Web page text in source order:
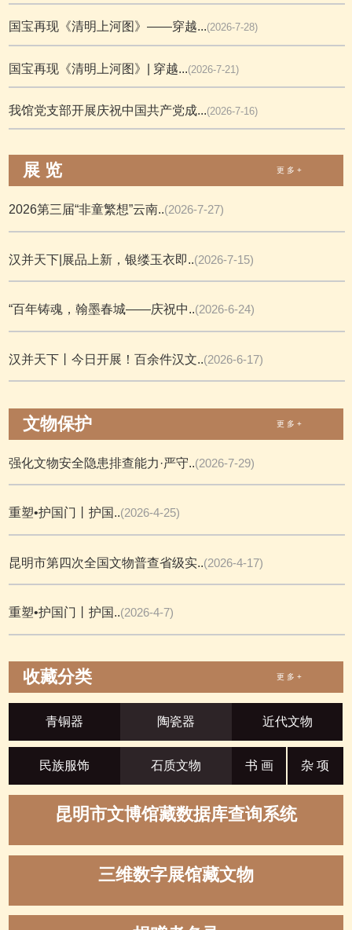
国宝再现《清明上河图》——穿越...(2026-7-28)
国宝再现《清明上河图》| 穿越...(2026-7-21)
我馆党支部开展庆祝中国共产党成...(2026-7-16)
展 览 更 多 +
2026第三届“非童繁想”云南..(2026-7-27)
汉并天下|展品上新，银缕玉衣即..(2026-7-15)
“百年铸魂，翰墨春城——庆祝中..(2026-6-24)
汉并天下丨今日开展！百余件汉文..(2026-6-17)
文物保护 更 多 +
强化文物安全隐患排查能力·严守..(2026-7-29)
重塑•护国门丨护国..(2026-4-25)
昆明市第四次全国文物普查省级实..(2026-4-17)
重塑•护国门丨护国..(2026-4-7)
收藏分类 更 多 +
青铜器 陶瓷器 近代文物
民族服饰 石质文物 书 画 杂 项
昆明市文博馆藏数据库查询系统
三维数字展馆藏文物